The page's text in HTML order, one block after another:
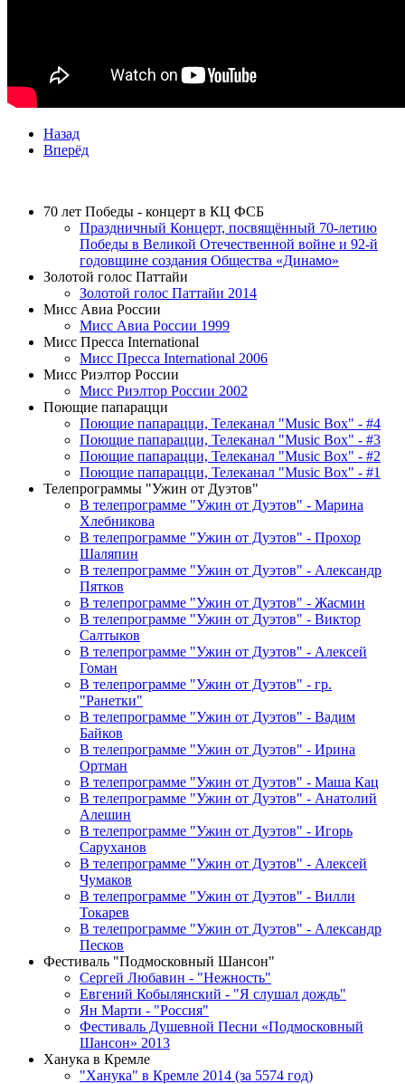
Назад
Вперёд
70 лет Победы - концерт в КЦ ФСБ
Праздничный Концерт, посвящённый 70-летию
Победы в Великой Отечественной войне и 92-й
годовщине создания Общества «Динамо»
Золотой голос Паттайи
Золотой голос Паттайи 2014
Мисс Авиа России
Мисс Авиа России 1999
Мисс Пресса International
Мисс Пресса International 2006
Мисс Риэлтор России
Мисс Риэлтор России 2002
Поющие папарацци
Поющие папарацци, Телеканал "Music Box" - #4
Поющие папарацци, Телеканал "Music Box" - #3
Поющие папарацци, Телеканал "Music Box" - #2
Поющие папарацци, Телеканал "Music Box" - #1
Телепрограммы "Ужин от Дуэтов"
В телепрограмме "Ужин от Дуэтов" - Марина
Хлебникова
В телепрограмме "Ужин от Дуэтов" - Прохор
Шаляпин
В телепрограмме "Ужин от Дуэтов" - Александр
Пятков
В телепрограмме "Ужин от Дуэтов" - Жасмин
В телепрограмме "Ужин от Дуэтов" - Виктор
Салтыков
В телепрограмме "Ужин от Дуэтов" - Алексей
Гоман
В телепрограмме "Ужин от Дуэтов" - гр.
"Ранетки"
В телепрограмме "Ужин от Дуэтов" - Вадим
Байков
В телепрограмме "Ужин от Дуэтов" - Ирина
Ортман
В телепрограмме "Ужин от Дуэтов" - Маша Кац
В телепрограмме "Ужин от Дуэтов" - Анатолий
Алешин
В телепрограмме "Ужин от Дуэтов" - Игорь
Саруханов
В телепрограмме "Ужин от Дуэтов" - Алексей
Чумаков
В телепрограмме "Ужин от Дуэтов" - Вилли
Токарев
В телепрограмме "Ужин от Дуэтов" - Александр
Песков
Фестиваль "Подмосковный Шансон"
Сергей Любавин - "Нежность"
Евгений Кобылянский - "Я слушал дождь"
Ян Марти - "Россия"
Фестиваль Душевной Песни «Подмосковный
Шансон» 2013
Ханука в Кремле
"Ханука" в Кремле 2014 (за 5574 год)